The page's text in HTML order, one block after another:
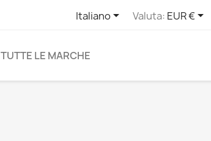
Italiano Valuta: EUR €
TUTTE LE MARCHE